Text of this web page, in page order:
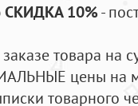
СКИДКА 10%-
товара на
цены на
товарного